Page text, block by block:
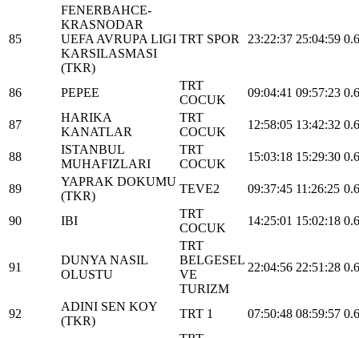
85
FENERBAHCE-
KRASNODAR
UEFA AVRUPA LIGI
KARSILASMASI
(TKR)
TRT SPOR 23:22:37 25:04:59
86 PEPEE
TRT
COCUK
09:04:41 09:57:23
87
HARIKA
KANATLAR
TRT
COCUK
12:58:05 13:42:32
88
ISTANBUL
MUHAFIZLARI
TRT
COCUK
15:03:18 15:29:30
89
YAPRAK DOKUMU
(TKR)
TEVE2 09:37:45 11:26:25
90 IBI
TRT
COCUK
14:25:01 15:02:18
91
DUNYA NASIL
OLUSTU
TRT
BELGESEL
VE
TURIZM
22:04:56 22:51:28 0.6
92
ADINI SEN KOY
(TKR)
TRT 1 07:50:48 08:59:57 0.6